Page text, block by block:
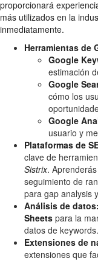
proporcionará
más utilizados en la
inmediatamente.
Herramientas de
Google
estimación
Google
cómo los
Google
usuario y
Plataformas de
clave de
Sistrix.
seguimiento de
para gap analysis
Análisis de datos:
Sheets para la
datos de keywords.
Extensiones de
extensiones que